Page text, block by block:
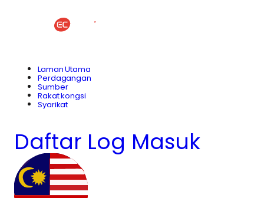
Laman Utama
Perdagangan
Sumber
Rakat kongsi
Syarikat
Daftar Log Masuk